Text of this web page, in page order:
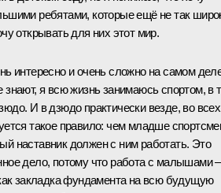
ребятами, которые ещё не так
открывать для них этот мир.
интересно и очень сложно на самом
знают, я всю жизнь занимаюсь спортом, в
И в дзюдо практически везде, во всех
такое правило: чем младше
наставник должен с ним работать. Это
дело, потому что работа с малышами –
закладка фундамента на всю будущую